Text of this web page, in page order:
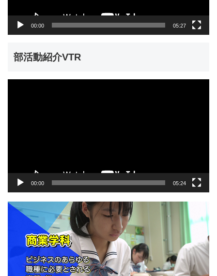
00:00 05:27
部活動紹介VTR
00:00 05:24